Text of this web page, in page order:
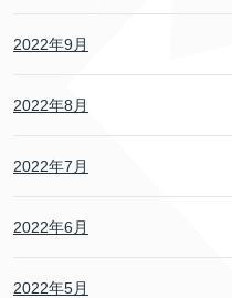
2022年9月
2022年8月
2022年7月
2022年6月
2022年5月